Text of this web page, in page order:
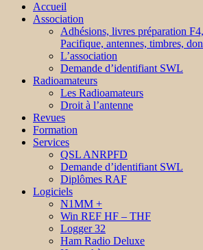
Accueil
Association
Adhésions, livres préparation
Pacifique, antennes, timbres,
L’association
Demande d’identifiant SWL
Radioamateurs
Les Radioamateurs
Droit à l’antenne
Revues
Formation
Services
QSL ANRPFD
Demande d’identifiant SWL
Diplômes RAF
Logiciels
N1MM +
Win REF HF – THF
Logger 32
Ham Radio Deluxe